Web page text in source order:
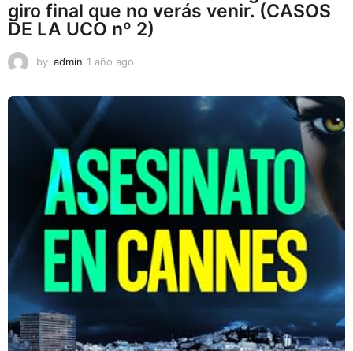
giro final que no verás venir. (CASOS
DE LA UCO nº 2)
by admin 1 año ago
o